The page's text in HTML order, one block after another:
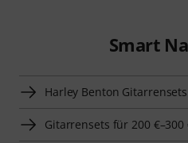
Smart
Harley Benton
Gitarrensets für 200 €–300